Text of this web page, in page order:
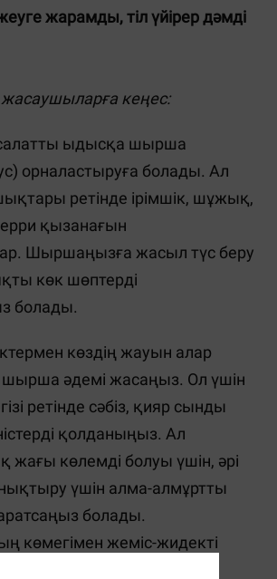
жарамды, тіл үйірер дәмді
кеңес:
ыдысқа шырша
орналастыруға болады. Ал
ретінде ірімшік, шұжық,
қызанағын
Шыршаңызға жасыл түс беру
көк шөптерді
болады.
көздің жауын алар
әдемі жасаңыз. Ол үшін
ретінде сәбіз, қияр сынды
қолданыңыз. Ал
көлемді болуы үшін, әрі
үшін алма-алмұртты
болады.
көмегімен жеміс-жидекті
орналастырыңыз.